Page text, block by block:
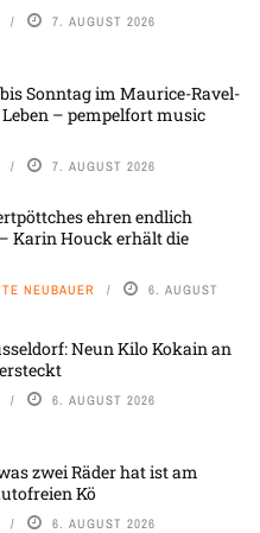
7. AUGUST 2026
Sonntag im Maurice-Ravel-
Leben – pempelfort music
7. AUGUST 2026
ehren endlich
Karin Houck erhält die
NEUBAUER 6. AUGUST
Neun Kilo Kokain an
6. AUGUST 2026
zwei Räder hat ist am
Kö
6. AUGUST 2026